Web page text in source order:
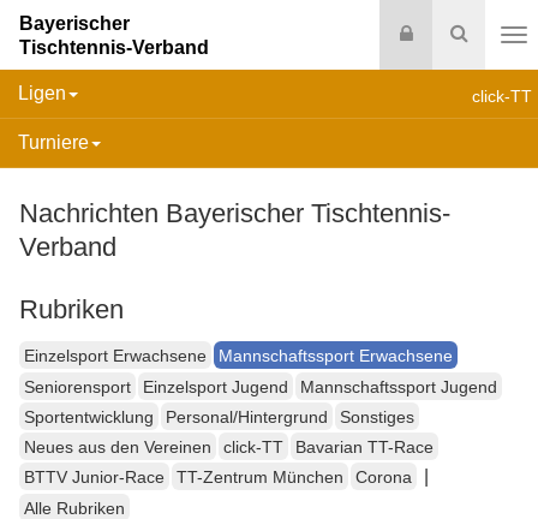
Suche
Login
Bayerischer
Tischtennis-Verband
click-TT
Ligen
Turniere
Nachrichten Bayerischer Tischtennis-
Verband
Rubriken
Einzelsport Erwachsene
Mannschaftssport Erwachsene
Seniorensport
Einzelsport Jugend
Mannschaftssport Jugend
Sportentwicklung
Personal/Hintergrund
Sonstiges
Neues aus den Vereinen
click-TT
Bavarian TT-Race
BTTV Junior-Race
TT-Zentrum München Corona
Alle Rubriken